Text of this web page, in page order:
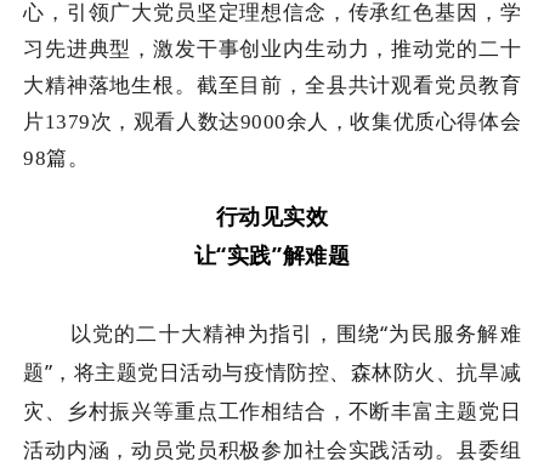
心，引领广大党员坚定理想信念，传承红色基因，学
习先进典型，激发干事创业内生动力，推动党的二十
大精神落地生根。截至目前，全县共计观看党员教育
片1379次，观看人数达9000余人，收集优质心得体会
98篇。
行动见实效
让“实践”解难题
以党的二十大精神为指引，围绕“为民服务解难
题”，将主题党日活动与疫情防控、森林防火、抗旱减
灾、乡村振兴等重点工作相结合，不断丰富主题党日
活动内涵，动员党员积极参加社会实践活动。 县委组